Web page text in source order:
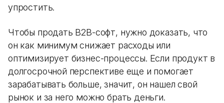
упростить.
Чтобы продать B2B-софт, нужно доказать, что
он как минимум снижает расходы или
оптимизирует бизнес-процессы. Если продукт в
долгосрочной перспективе еще и помогает
зарабатывать больше, значит, он нашел свой
рынок и за него можно брать деньги.